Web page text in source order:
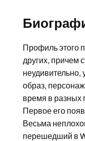
Профиль этого
других, причем
образ,
время в разных
Первое его
Весьма
перешедший в